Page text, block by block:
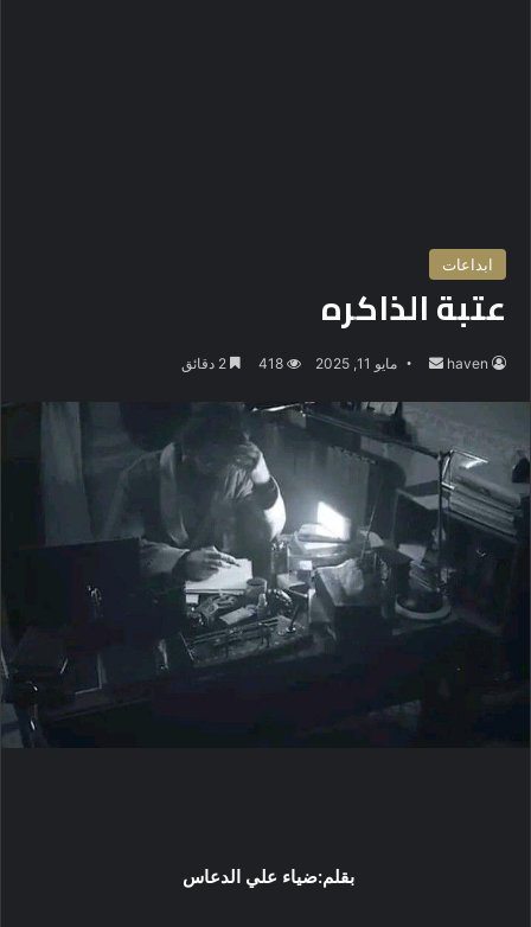
ابداعات
عتبة الذاكره
haven
ل
ر
د
ا
إ
مايو 11, 2025 418
بقلم:ضياء علي الدعاس